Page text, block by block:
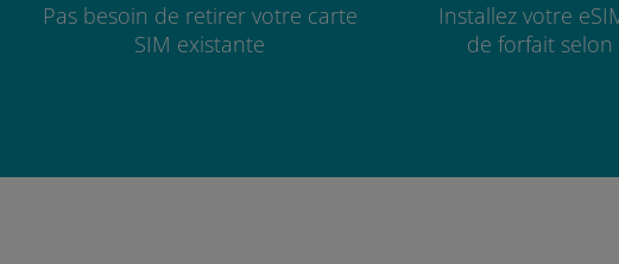
Pas besoin de retirer votre carte
SIM existante
Installez votre
de forfait selon